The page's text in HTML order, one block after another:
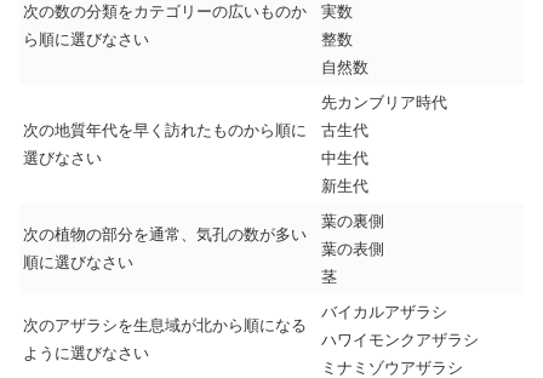
次の数の分類をカテゴリーの広いものか
ら順に選びなさい
実数
整数
自然数
次の地質年代を早く訪れたものから順に
選びなさい
先カンブリア時代
古生代
中生代
新生代
次の植物の部分を通常、気孔の数が多い
順に選びなさい
葉の裏側
葉の表側
茎
次のアザラシを生息域が北から順になる
ように選びなさい
バイカルアザラシ
ハワイモンクアザラシ
ミナミゾウアザラシ